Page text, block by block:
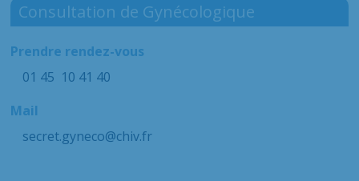
Consultation de Gynécologique
Prendre rendez-vous
01 45 10 41 40
Mail
secret.gyneco@chiv.fr